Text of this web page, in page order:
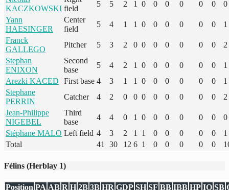
KACZKOWSKI field
5 5 2 1 0 0 0 0 0 0
0
Yann
HAESINGER
Center
field
5 4 1 1 0 0 0 0 0 0
1
Franck
GALLEGO
Pitcher 5 3 2 0 0 0 0 0 0 0
2
Stephan
ENIXON
Second
base
5 4 2 1 0 0 0 0 0 0
1
Arezki KACED
First base 4 3 1 1 0 0 0 0 0 0
1
Stephane
PERRIN
Catcher 4 2 0 0 0 0 0 0 0 0
2
Jean-Philippe
NIGEBEL
Third
base
4 4 0 1 0 0 0 0 0 0
0
Stéphane MALO Left field 4 3 2 1 1 0 0 0 0 0
1
Total
41 30 12 6 1 0 0 0 0 0
Félins (Herblay 1)
Position PA AB R H 2B 3B HR GDP SH SF BB IBB HP IO SB